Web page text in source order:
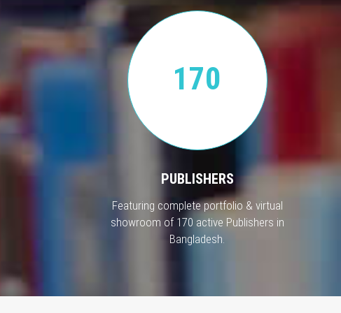
170
PUBLISHERS
Featuring complete portfolio & virtual
showroom of 170 active Publishers in
Bangladesh.